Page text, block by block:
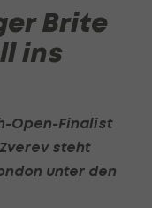
Brite
ins
Open-Finalist
steht
unter den